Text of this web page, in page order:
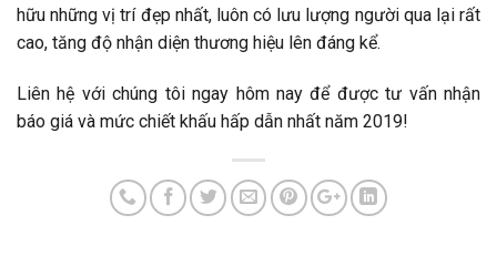
hữu những vị trí đẹp nhất, luôn có lưu lượng người qua lại rất
cao, tăng độ nhận diện thương hiệu lên đáng kể.
Liên hệ với chúng tôi ngay hôm nay để được tư vấn nhận
báo giá và mức chiết khấu hấp dẫn nhất năm 2019!